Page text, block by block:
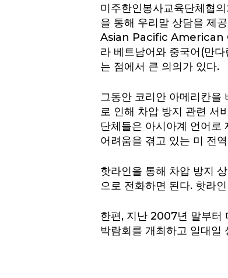
미주한인봉사교육단체협
을 통해 우리말 상담을 제
Asian Pacific American
라 베트남어와 중국어(만
는 점에서 큰 의의가 있다.
그동안 코리안 아메리칸을
로 인해 차압 방지 관련 서
단체들은 아시아계 언어로
어려움을 겪고 있는 미 전
핫라인을 통해 차압 방지
으로 전화하면 된다. 핫라
한편, 지난 2007년 말부터
박람회를 개최하고 일대일